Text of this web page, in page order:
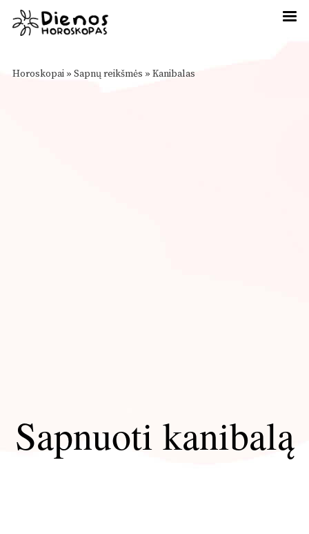
Horoskopai » Sapnų reikšmės » Kanibalas
Sapnuoti kanibalą